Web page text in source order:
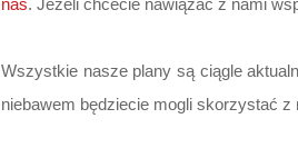
nas. Jeżeli chcecie nawiązać z nami
Wszystkie nasze plany są ciągle
niebawem będziecie mogli skorzystać